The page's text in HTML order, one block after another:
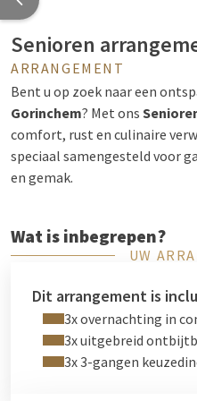
Senioren
ARRANGEMENT
Bent u op zoek naar een
Gorinchem? Met ons
comfort, rust en culinaire
speciaal samengesteld voor
en gemak.
Wat is inbegrepen?
3x Uitgebreid
beginnen
3x 3-gangen
Ocre
UW
Dit arrangement is
3x overnachting in
3x uitgebreid
3x 3-gangen